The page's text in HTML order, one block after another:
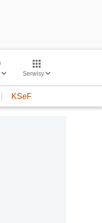
Serwisy
KSeF